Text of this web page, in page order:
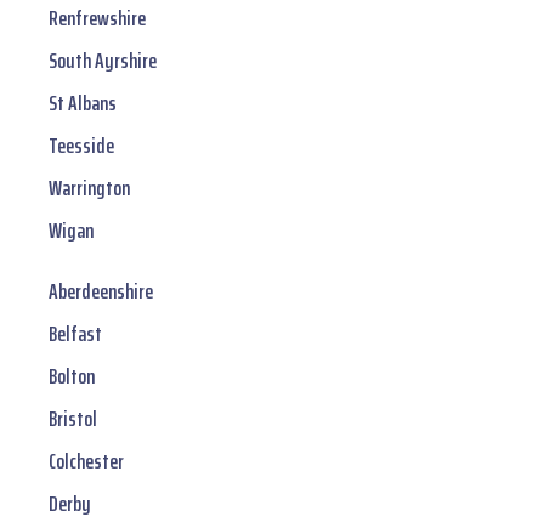
Renfrewshire
South Ayrshire
St Albans
Teesside
Warrington
Wigan
Aberdeenshire
Belfast
Bolton
Bristol
Colchester
Derby